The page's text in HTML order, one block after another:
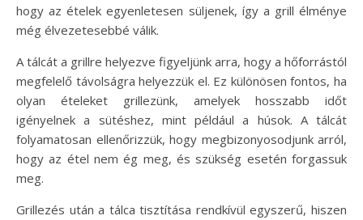
hogy az ételek egyenletesen süljenek, így a grill élménye
még élvezetesebbé válik.
A tálcát a grillre helyezve figyeljünk arra, hogy a hőforrástól
megfelelő távolságra helyezzük el. Ez különösen fontos, ha
olyan ételeket grillezünk, amelyek hosszabb időt
igényelnek a sütéshez, mint például a húsok. A tálcát
folyamatosan ellenőrizzük, hogy megbizonyosodjunk arról,
hogy az étel nem ég meg, és szükség esetén forgassuk
meg.
Grillezés után a tálca tisztítása rendkívül egyszerű, hiszen